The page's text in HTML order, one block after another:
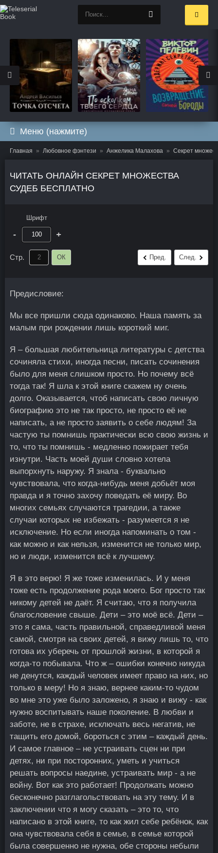
Меню (нажмите)
Главная Любовное фэнтези Анжелика Малахова Секрет
ЧИТАТЬ ОНЛАЙН СЕКРЕТ МНОЖЕСТВА
СУДЕБ БЕСПЛАТНО
Шрифт
- +
Стр. ОК Пред. След.
Предисловие:
Мы все пришли сюда одинаково. Наша память за
малым при рождении лишь короткий миг.
Я – большая любительница литературы с детства
сочиняла стихи, иногда песни, писать сочинения
было для меня слишком просто. Но почему всё
тогда так! Я шла к этой книге скажем ну очень
долго. Оказывается, чтоб написать свою личную
биографию это не так просто, не просто её не
написать, а не просто заявить о себе людям! За
частую ты помнишь практически всю свою жизнь и
то, что ты помнишь - медленно пожирает тебя
изнутри. Часть моей души словно хотела
выпорхнуть наружу. Я знала - буквально
чувствовала, что когда-нибудь меня добьёт моя
правда и я точно захочу поведать её миру. Во
многих семьях случаются трагедии, а также
случаи которых не избежать - разумеется я не
исключение. Но если иногда напоминать о том -
как можно и как нельзя, изменится не только мир,
но и люди, изменится всё к лучшему.
Я в это верю! Я же тоже изменилась. И у меня
тоже есть продолжение рода моего. Бог просто так
никому детей не даёт. Я считаю, что я получила
благословение свыше. Дети – это моё всё. Дети –
это я сама, часть правильной, справедливой меня
самой, смотря на своих детей, я вижу лишь то, что
готова их уберечь от прошлой жизни, в которой я
когда-то побывала. Что ж – ошибки конечно никуда
не денутся, каждый человек имеет право на них, но
только в меру! Но я знаю, вернее каким-то чудом
во мне это уже было заложено, я знаю и вижу - как
нужно воспитывать наше поколение. В любви и
заботе, не в страхе, исключать весь негатив, не
тащить его домой, бороться с этим – каждый день.
И самое главное – не устраивать сцен ни при
детях, ни при посторонних, уметь и учиться
решать вопросы наедине, устраивать мир - а не
войну. Вот как это работает! Продолжать можно
бесконечно разглагольствовать на эту тему. И в
заключении что я могу сказать – это то, что
написано в этой книге, то как жил себе ребёнок, как
она чувствовала себя в семье, в семье которой
была совершенно не нужна, обе стороны небыли